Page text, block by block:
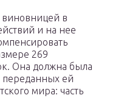
виновницей в
и на нее
269
Она должна была
переданных ей
мира: часть